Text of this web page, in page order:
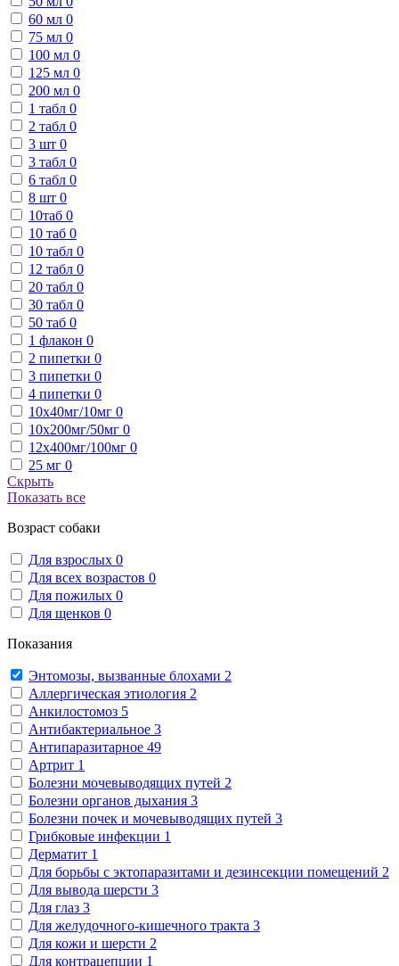
60 мл 0
75 мл 0
100 мл 0
125 мл 0
200 мл 0
1 табл 0
2 табл 0
3 шт 0
3 табл 0
6 табл 0
8 шт 0
10таб 0
10 таб 0
10 табл 0
12 табл 0
20 табл 0
30 табл 0
50 таб 0
1 флакон 0
2 пипетки 0
3 пипетки 0
4 пипетки 0
10х40мг/10мг 0
10х200мг/50мг 0
12х400мг/100мг 0
25 мг 0
Скрыть
Показать все
Возраст собаки
Для взрослых 0
Для всех возрастов 0
Для пожилых 0
Для щенков 0
Показания
Энтомозы, вызванные блохами 2
Аллергическая этиология 2
Анкилостомоз 5
Антибактериальное 3
Антипаразитарное 49
Артрит 1
Болезни мочевыводящих путей 2
Болезни органов дыхания 3
Болезни почек и мочевыводящих путей 3
Грибковые инфекции 1
Дерматит 1
Для борьбы с эктопаразитами и дезинсекции помещений 2
Для вывода шерсти 3
Для глаз 3
Для желудочного-кишечного тракта 3
Для кожи и шерсти 2
Для контрацепции 1